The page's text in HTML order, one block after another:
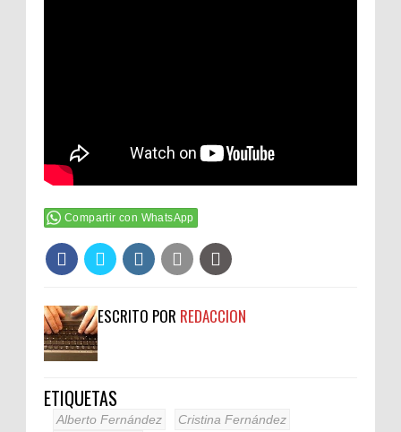
Compartir con WhatsApp
ESCRITO POR REDACCION
ETIQUETAS
Alberto Fernández
Cristina Fernández